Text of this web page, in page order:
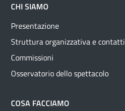
CHI SIAMO
Presentazione
Struttura organizzativa e contatti
Commissioni
Osservatorio dello spettacolo
COSA FACCIAMO